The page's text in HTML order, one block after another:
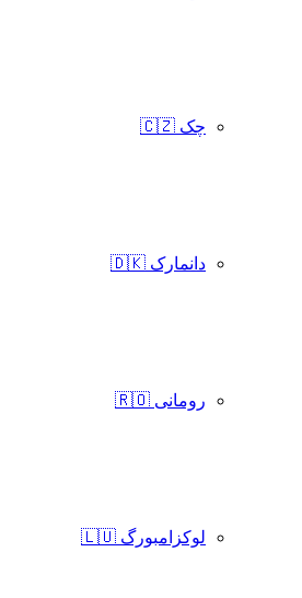
چک 🇨🇿
دانمارک 🇩🇰
رومانی 🇷🇴
لوکزامبورگ 🇱🇺